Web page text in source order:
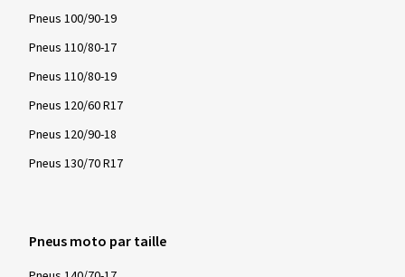
Pneus 100/90-19
Pneus 110/80-17
Pneus 110/80-19
Pneus 120/60 R17
Pneus 120/90-18
Pneus 130/70 R17
Pneus moto par taille